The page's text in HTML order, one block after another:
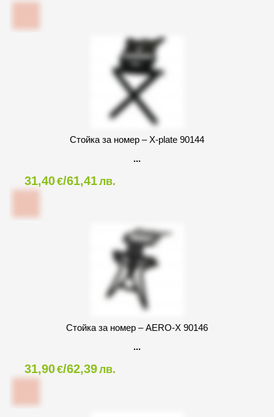
Стойка за номер – X-plate 90144
31,40€/61,41лв.
Стойка за номер – AERO-X 90146
31,90€/62,39лв.